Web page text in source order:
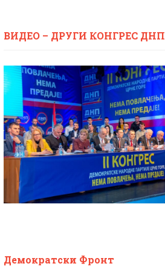
ВИДЕО – ДРУГИ КОНГРЕС ДНП
Демократски Фронт